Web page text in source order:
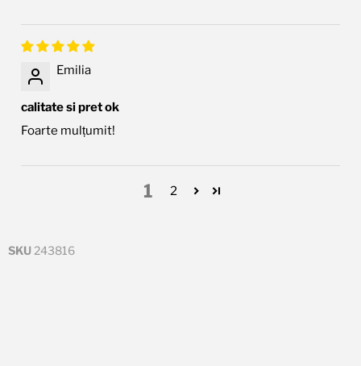
Emilia
calitate si pret ok
Foarte mulțumit!
1 2
SKU 243816